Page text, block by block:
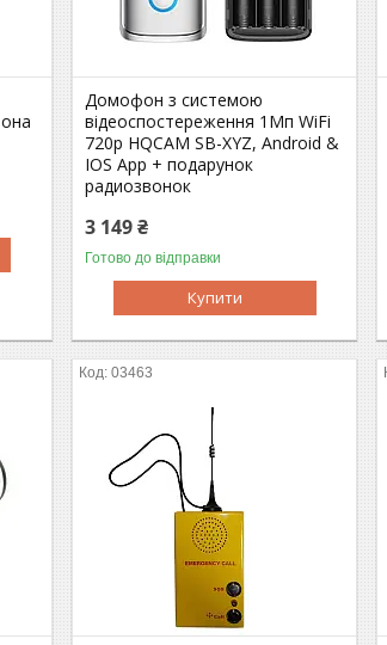
Домофон з системою
відеоспостереження 1Мп WiFi
720p HQCAM SB-XYZ, Android &
IOS App + подарунок
радиозвонок
3 149 ₴
Готово до відправки
Купити
03463